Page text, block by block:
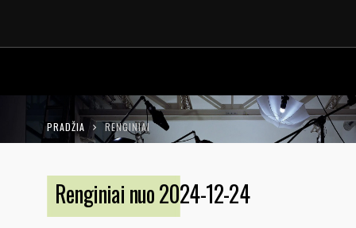
LT EN
PRADŽIA RENGINIAI
Renginiai nuo 2024-12-24